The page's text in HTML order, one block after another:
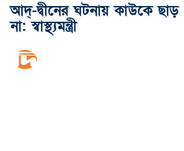
আদ্-দ্বীনের ঘটনায় কাউকে
না: স্বাস্থ্যমন্ত্রী